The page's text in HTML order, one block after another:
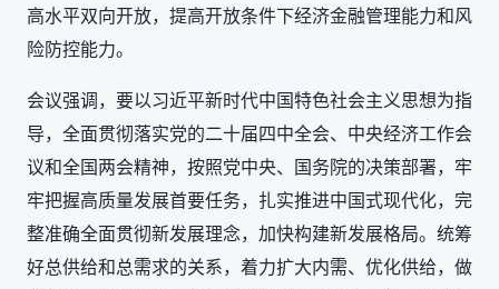
高水平双向开放，提高开放条件下经济金融管理能力和风
险防控能力。
会议强调，要以习近平新时代中国特色社会主义思想为指
导，全面贯彻落实党的二十届四中全会、中央经济工作会
议和全国两会精神，按照党中央、国务院的决策部署，牢
牢把握高质量发展首要任务，扎实推进中国式现代化，完
整准确全面贯彻新发展理念，加快构建新发展格局。统筹
好总供给和总需求的关系，着力扩大内需、优化供给，做